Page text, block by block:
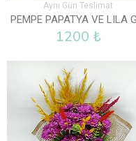
Aynı Gün Teslimat
1200 ₺